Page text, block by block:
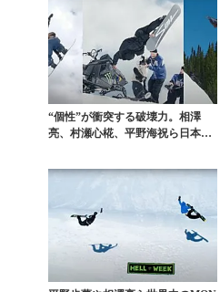
“個性”が衝突する破壊力。相澤
亮、村瀬心椛、平野海祝ら日本人